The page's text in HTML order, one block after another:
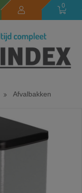
0
Afvalbakken